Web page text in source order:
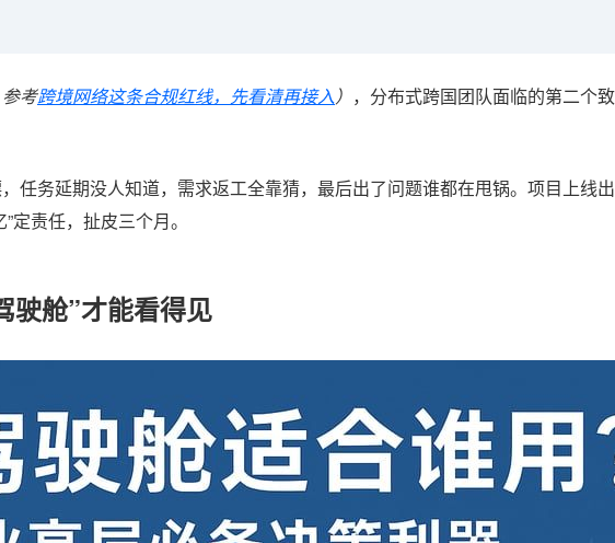
参考跨境网络这条合规红线，先看清再接入） ，分布式跨国团队面临的第二个致
任务延期没人知道，需求返工全靠猜，最后出了问题谁都在甩锅。项目上线
定责任，扯皮三个月。
驶舱”才能看得见